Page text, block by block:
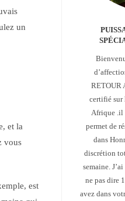
un
et la
vous
est
RETOUR
certifié sur
Afrique .il
permet de
dans
discrétion
semaine.
ne pas dire
avez dans